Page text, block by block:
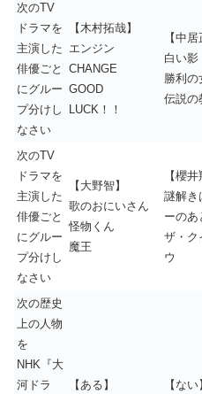
次のTV
ドラマを
主演した
俳優ごと
にグルー
プ分けし
なさい
【木村拓哉】
エンジン
CHANGE
GOOD
LUCK！！
【中居
白い影
勝利の
伝説の
次のTV
ドラマを
主演した
俳優ごと
にグルー
プ分けし
なさい
【大野智】
歌のおにいさん
怪物くん
魔王
【櫻井
謎解き
ーのあ
ザ・ク
ウ
次の歴史
上の人物
を
NHK『大
河ドラ
【ある】
【ない